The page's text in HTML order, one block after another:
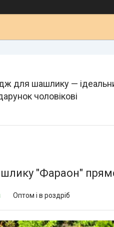
для шашлику —
чоловікові
"Фараон"
Оптом і в роздріб